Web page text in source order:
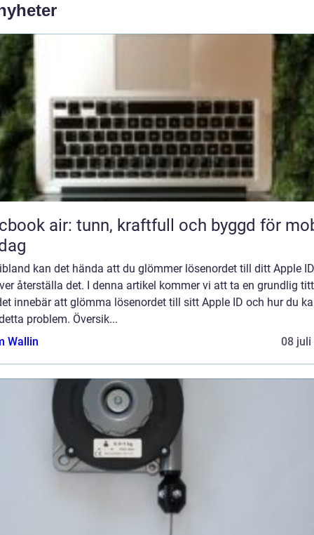
air: tunn, kraftfull och byggd för
kan det hända att du glömmer lösenordet till ditt Apple
återställa det. I denna artikel kommer vi att ta en grundlig
innebär att glömma lösenordet till sitt Apple ID och hur du
problem. Översik...
Wallin
08 juli